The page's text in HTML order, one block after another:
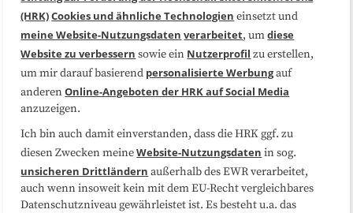
Medienarbeit Kooperationen
Datenschutzerklärung Impressum
Sitemap
Folgen Sie uns
(HRK)Cookies und ähnliche Technologien einsetzt und
meine Website-Nutzungsdaten verarbeitet, umdiese
Website zu verbessern sowie ein Nutzerprofil zu erstellen,
um mir darauf basierend personalisierte Werbungauf
anderenOnline-Angeboten der HRK auf Social Media
anzuzeigen.
Ich bin auch damit einverstanden, dass die HRK ggf. zu
diesen Zwecken meineWebsite-Nutzungsdaten in sog.
unsicheren Drittländern außerhalb des EWR verarbeitet,
auch wenn insoweit kein mit dem EU-Recht vergleichbares
Datenschutzniveau gewährleistet ist. Es besteht u.a. das